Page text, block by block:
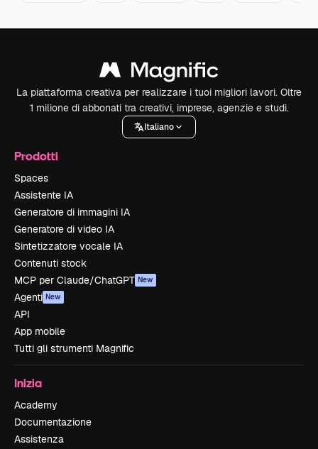
La piattaforma creativa per realizzare i tuoi migliori lavori. Oltre
1 milione di abbonati tra creativi, imprese, agenzie e studi.
Italiano
Prodotti
Spaces
Assistente IA
Generatore di immagini IA
Generatore di video IA
Sintetizzatore vocale IA
Contenuti stock
MCP per Claude/ChatGPT New
Agenti New
API
App mobile
Tutti gli strumenti Magnific
Inizia
Academy
Documentazione
Assistenza